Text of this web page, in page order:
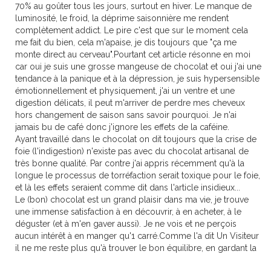
70% au goûter tous les jours, surtout en hiver. Le manque de
luminosité, le froid, la déprime saisonnière me rendent
complètement addict. Le pire c'est que sur le moment cela
me fait du bien, cela m'apaise, je dis toujours que "ça me
monte direct au cerveau".Pourtant cet article résonne en moi
car oui je suis une grosse mangeuse de chocolat et oui j'ai une
tendance à la panique et à la dépression, je suis hypersensible
émotionnellement et physiquement, j'ai un ventre et une
digestion délicats, il peut m'arriver de perdre mes cheveux
hors changement de saison sans savoir pourquoi. Je n'ai
jamais bu de café donc j'ignore les effets de la caféine.
Ayant travaillé dans le chocolat on dit toujours que la crise de
foie (l'indigestion) n'existe pas avec du chocolat artisanal de
très bonne qualité. Par contre j'ai appris récemment qu'à la
longue le processus de torréfaction serait toxique pour le foie,
et là les effets seraient comme dit dans l'article insidieux...
Le (bon) chocolat est un grand plaisir dans ma vie, je trouve
une immense satisfaction à en découvrir, à en acheter, à le
déguster (et à m'en gaver aussi). Je ne vois et ne perçois
aucun intérêt à en manger qu'1 carré.Comme l'a dit Un Visiteur
il ne me reste plus qu'à trouver le bon équilibre, en gardant la